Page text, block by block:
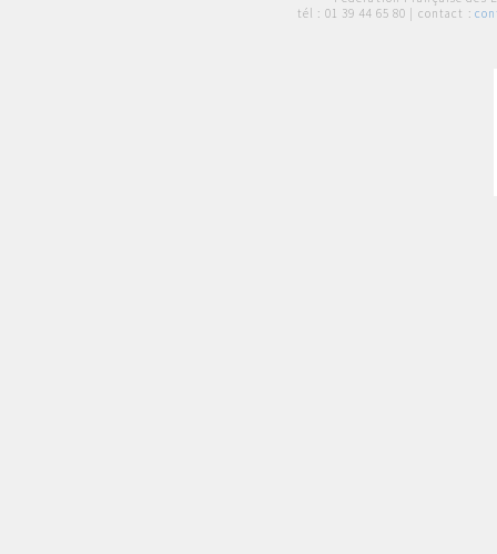
tél : 01 39 44 65 80 | contact :